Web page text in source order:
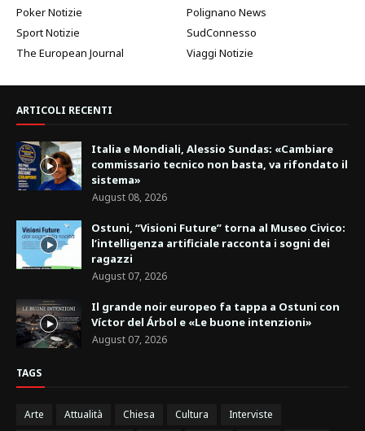
Poker Notizie
Polignano News
Sport Notizie
SudConnesso
The European Journal
Viaggi Notizie
ARTICOLI RECENTI
Italia e Mondiali, Alessio Sundas: «Cambiare
commissario tecnico non basta, va rifondato il
sistema»
August 08, 2026
Ostuni, “Visioni Future” torna al Museo Civico:
l’intelligenza artificiale racconta i sogni dei
ragazzi
August 07, 2026
Il grande noir europeo fa tappa a Ostuni con
Víctor del Árbol e «Le buone intenzioni»
August 07, 2026
TAGS
Arte Attualità Chiesa Cultura
Interviste